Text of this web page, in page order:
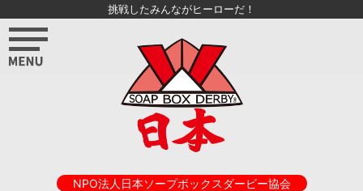
挑戦したみんながヒーローだ！
NPO法人日本ソープボックスダービー協会